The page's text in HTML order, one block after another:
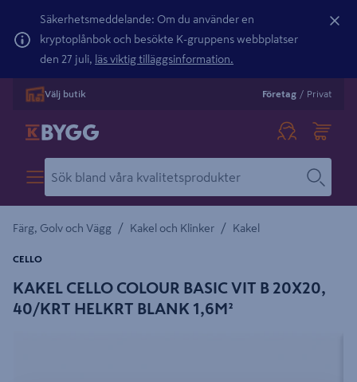
Säkerhetsmeddelande: Om du använder en
kryptoplånbok och besökte K-gruppens webbplatser
den 27 juli, läs viktig tilläggsinformation.
Välj butik Företag / Privat
Färg, Golv och Vägg / Kakel och Klinker / Kakel
KAKEL CELLO COLOUR BASIC VIT B 20X20,
40/KRT HELKRT BLANK 1,6M²
CELLO